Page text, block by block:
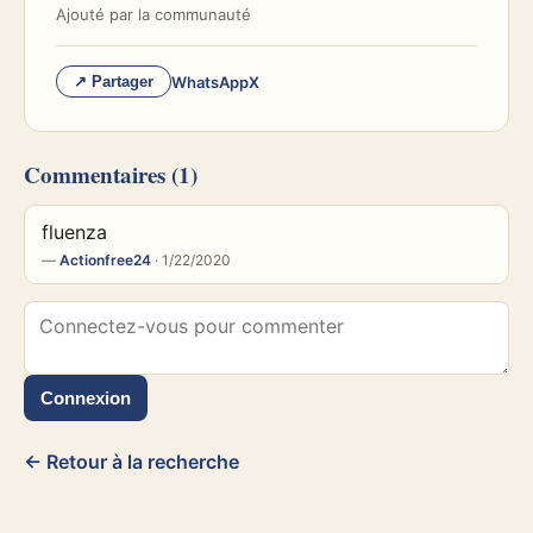
Ajouté par la communauté
↗ Partager WhatsAppX
Commentaires (1)
fluenza
— Actionfree24 · 1/22/2020
Connexion
← Retour à la recherche